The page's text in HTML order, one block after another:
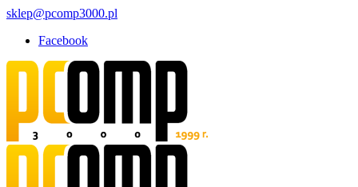
sklep@pcomp3000.pl
Facebook